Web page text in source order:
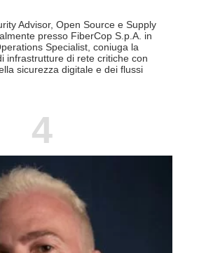
Advisor, Open Source e Supply
presso FiberCop S.p.A. in
Specialist, coniuga la
infrastrutture di rete critiche con
sicurezza digitale e dei flussi
4